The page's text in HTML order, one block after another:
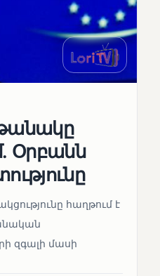
Օրբանն
հաղթում է
զգալի մասի